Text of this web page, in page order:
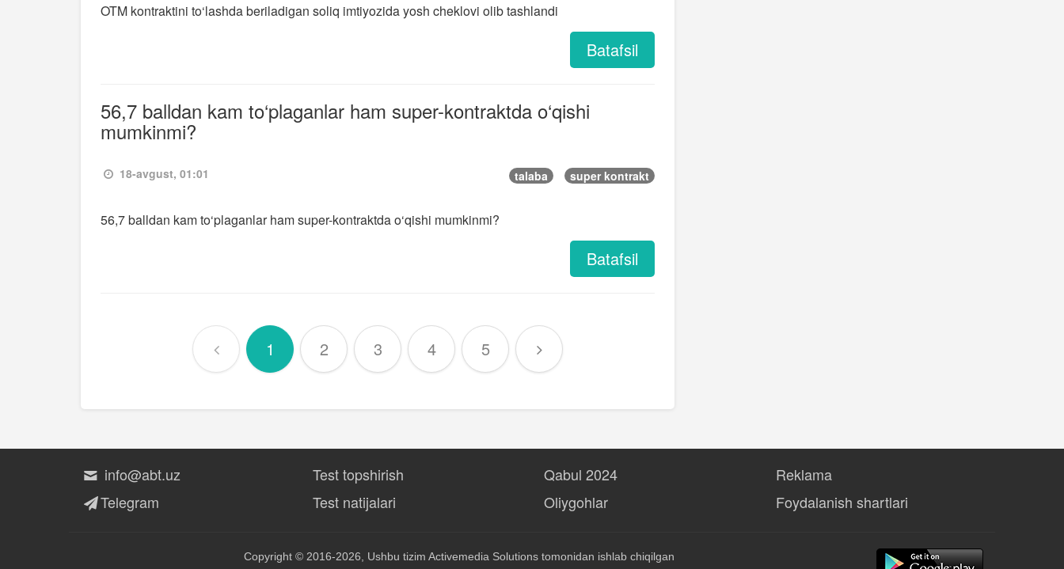
OTM kontraktini to‘lashda beriladigan soliq imtiyozida yosh cheklovi olib tashlandi
Batafsil
56,7 balldan kam to‘plaganlar ham super-kontraktda o‘qishi
mumkinmi?
18-avgust, 01:01 talaba super kontrakt
56,7 balldan kam to‘plaganlar ham super-kontraktda o‘qishi mumkinmi?
Batafsil
1 2 3 4 5
info@abt.uz
Telegram
Test topshirish
Test natijalari
Qabul 2024
Oliygohlar
Reklama
Foydalanish shartlari
Copyright © 2016-2026, Ushbu tizim Activemedia Solutions tomonidan ishlab chiqilgan